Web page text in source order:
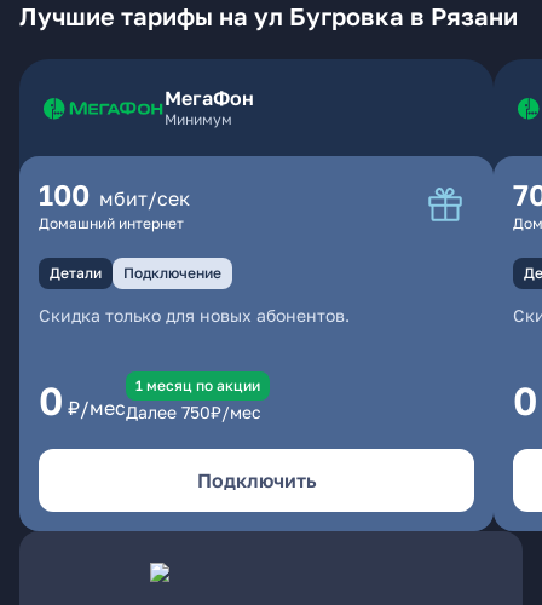
Лучшие тарифы на ул Бугровка в Рязани
МегаФон
Минимум
100 мбит/сек
Домашний интернет
Детали Подключение
Скидка только для новых абонентов.
0 ₽/мес
1 месяц по акции
Далее 750₽/мес
Подключить
0